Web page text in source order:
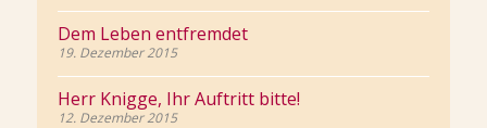
Dem Leben entfremdet
19. Dezember 2015
Herr Knigge, Ihr Auftritt bitte!
12. Dezember 2015